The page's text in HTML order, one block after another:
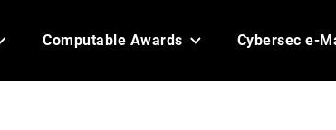
Computable Awards Cybersec e-